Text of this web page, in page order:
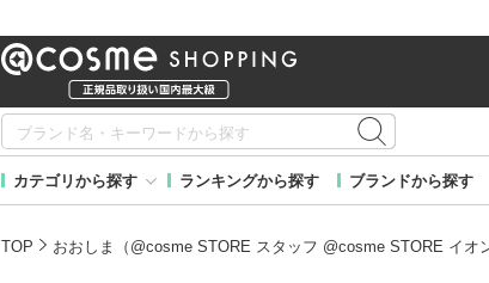
カテゴリから探す ランキングから探す ブランドから探す
TOP おおしま（@cosme STORE スタッフ @cosme STORE イオ